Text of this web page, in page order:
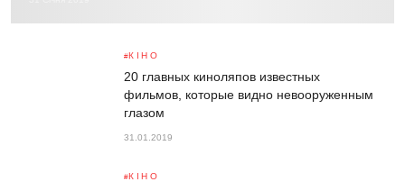
КІНО
20 главных киноляпов известных
фильмов, которые видно невооруженным
глазом
31.01.2019
КІНО